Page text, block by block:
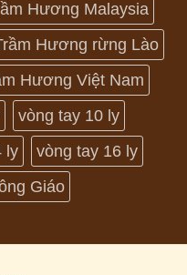
Hương Malaysia
Hương rừng Lào
Hương Việt Nam
vòng tay 10 ly
ly
vòng tay 16 ly
Giáo